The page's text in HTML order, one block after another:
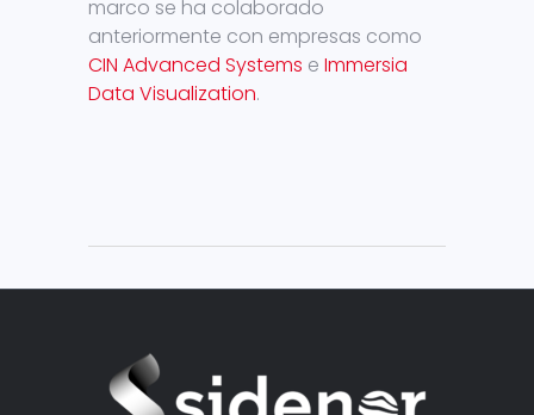
marco se ha colaborado
anteriormente con empresas como
CIN Advanced Systems e Immersia
Data Visualization.